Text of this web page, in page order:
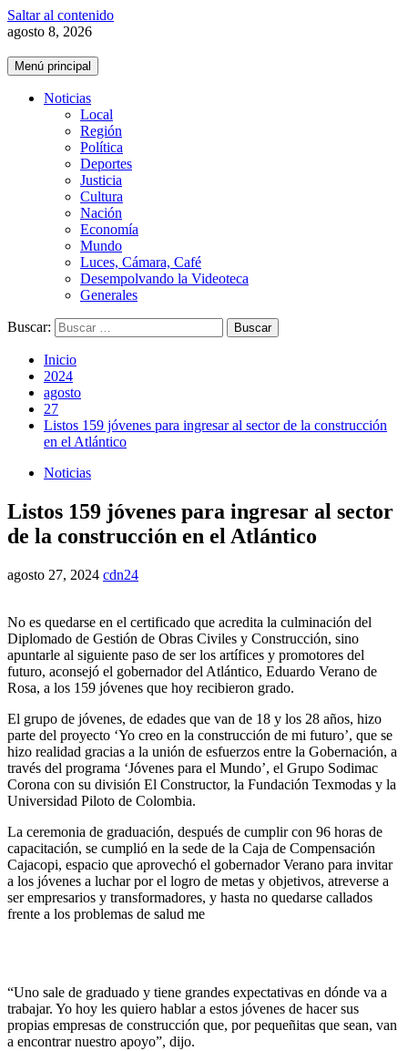
Saltar al contenido
agosto 8, 2026
Menú principal
Noticias
Local
Región
Política
Deportes
Justicia
Cultura
Nación
Economía
Mundo
Luces, Cámara, Café
Desempolvando la Videoteca
Generales
Buscar:
Inicio
2024
agosto
27
Listos 159 jóvenes para ingresar al sector de la construcción
en el Atlántico
Noticias
Listos 159 jóvenes para ingresar al sector
de la construcción en el Atlántico
agosto 27, 2024 cdn24
No es quedarse en el certificado que acredita la culminación del
Diplomado de Gestión de Obras Civiles y Construcción, sino
apuntarle al siguiente paso de ser los artífices y promotores del
futuro, aconsejó el gobernador del Atlántico, Eduardo Verano de
Rosa, a los 159 jóvenes que hoy recibieron grado.
El grupo de jóvenes, de edades que van de 18 y los 28 años, hizo
parte del proyecto ‘Yo creo en la construcción de mi futuro’, que se
hizo realidad gracias a la unión de esfuerzos entre la Gobernación, a
través del programa ‘Jóvenes para el Mundo’, el Grupo Sodimac
Corona con su división El Constructor, la Fundación Texmodas y la
Universidad Piloto de Colombia.
La ceremonia de graduación, después de cumplir con 96 horas de
capacitación, se cumplió en la sede de la Caja de Compensación
Cajacopi, espacio que aprovechó el gobernador Verano para invitar
a los jóvenes a luchar por el logro de metas y objetivos, atreverse a
ser empresarios y transformadores, y hasta no quedarse callados
frente a los problemas de salud me
“Uno sale de graduado y tiene grandes expectativas en dónde va a
trabajar. Yo hoy les quiero hablar a estos jóvenes de hacer sus
propias empresas de construcción que, por pequeñitas que sean, van
a encontrar nuestro apoyo”, dijo.